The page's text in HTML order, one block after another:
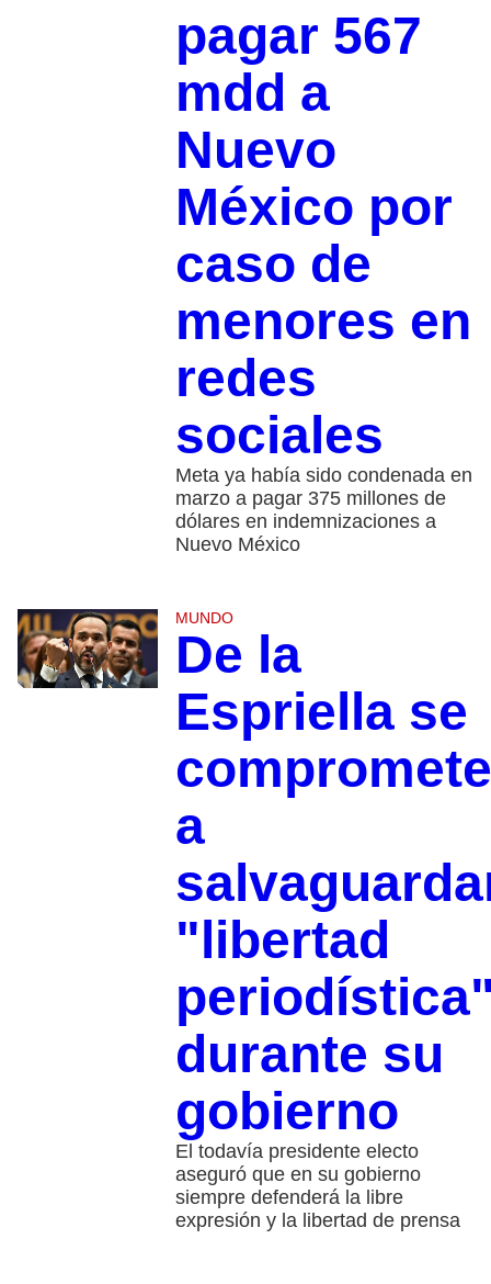
pagar 567
mdd a
Nuevo
México por
caso de
menores en
redes
sociales
Meta ya había sido condenada en
marzo a pagar 375 millones de
dólares en indemnizaciones a
Nuevo México
MUNDO
De la
Espriella se
compromete
a
"libertad
durante su
gobierno
El todavía presidente electo
aseguró que en su gobierno
siempre defenderá la libre
expresión y la libertad de prensa